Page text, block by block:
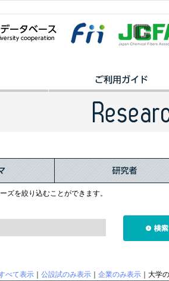
ズを絞り込むことができます。
べて表示 公設試のみ表示 企業のみ表示 ｜大学